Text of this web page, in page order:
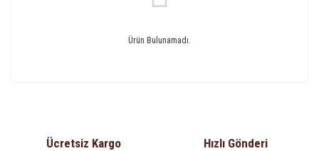
Ürün Bulunamadı.
Ücretsiz Kargo Hızlı Gönderi